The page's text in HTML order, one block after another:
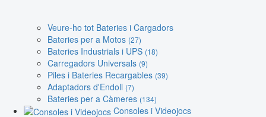
Veure-ho tot Bateries i Cargadors
Bateries per a Motos (27)
Bateries Industrials i UPS (18)
Carregadors Universals (9)
Piles i Bateries Recargables (39)
Adaptadors d'Endoll (7)
Bateries per a Càmeres (134)
Consoles i Videojocs